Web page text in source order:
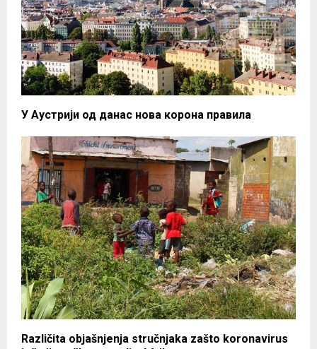
У Аустрији од данас нова корона правила
Različita objašnjenja stručnjaka zašto koronavirus